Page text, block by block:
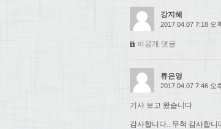
강지혜
2017.04.07 7:18 오
비공개 댓글
류은영
2017.04.07 7:46 오
기사 보고 왔습니다
감사합니다.. 무척 감사합니